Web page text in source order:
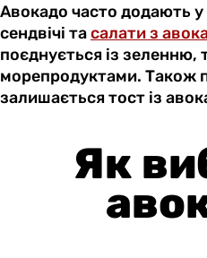
Авокадо часто додають
сендвічі тасалати з
поєднується із зеленню,
морепродуктами. Також
залишається тост із
Як